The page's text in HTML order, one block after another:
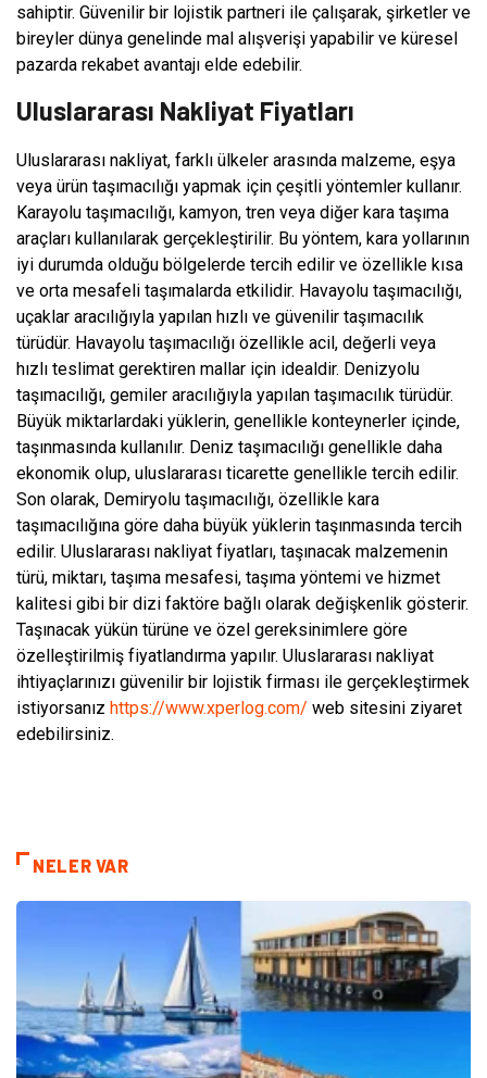
sahiptir. Güvenilir bir lojistik partneri ile çalışarak, şirketler ve
bireyler dünya genelinde mal alışverişi yapabilir ve küresel
pazarda rekabet avantajı elde edebilir.
Uluslararası Nakliyat Fiyatları
Uluslararası nakliyat, farklı ülkeler arasında malzeme, eşya
veya ürün taşımacılığı yapmak için çeşitli yöntemler kullanır.
Karayolu taşımacılığı, kamyon, tren veya diğer kara taşıma
araçları kullanılarak gerçekleştirilir. Bu yöntem, kara yollarının
iyi durumda olduğu bölgelerde tercih edilir ve özellikle kısa
ve orta mesafeli taşımalarda etkilidir. Havayolu taşımacılığı,
uçaklar aracılığıyla yapılan hızlı ve güvenilir taşımacılık
türüdür. Havayolu taşımacılığı özellikle acil, değerli veya
hızlı teslimat gerektiren mallar için idealdir. Denizyolu
taşımacılığı, gemiler aracılığıyla yapılan taşımacılık türüdür.
Büyük miktarlardaki yüklerin, genellikle konteynerler içinde,
taşınmasında kullanılır. Deniz taşımacılığı genellikle daha
ekonomik olup, uluslararası ticarette genellikle tercih edilir.
Son olarak, Demiryolu taşımacılığı, özellikle kara
taşımacılığına göre daha büyük yüklerin taşınmasında tercih
edilir. Uluslararası nakliyat fiyatları, taşınacak malzemenin
türü, miktarı, taşıma mesafesi, taşıma yöntemi ve hizmet
kalitesi gibi bir dizi faktöre bağlı olarak değişkenlik gösterir.
Taşınacak yükün türüne ve özel gereksinimlere göre
özelleştirilmiş fiyatlandırma yapılır. Uluslararası nakliyat
ihtiyaçlarınızı güvenilir bir lojistik firması ile gerçekleştirmek
istiyorsanız https://www.xperlog.com/ web sitesini ziyaret
edebilirsiniz.
NELER VAR